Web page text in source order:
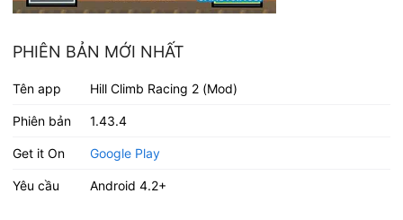
PHIÊN BẢN MỚI NHẤT
Tên app Hill Climb Racing 2 (Mod)
Phiên bản 1.43.4
Get it On Google Play
Yêu cầu Android 4.2+